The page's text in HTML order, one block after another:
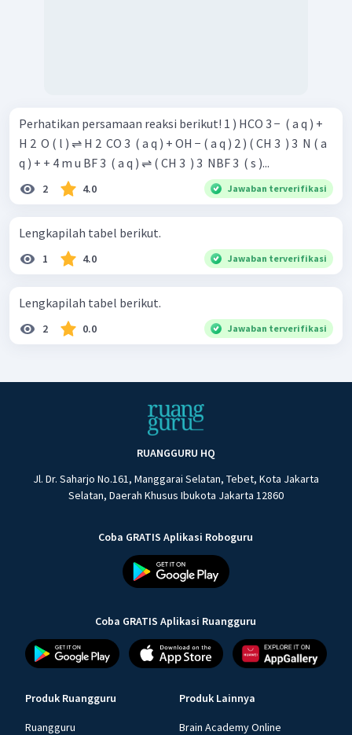
Perhatikan persamaan reaksi berikut! 1 ) HCO 3 − ​ ( a q ) +
H 2 ​ O ( l ) ⇌ H 2 ​ CO 3 ​ ( a q ) + OH − ( a q ) 2 ) ( CH 3 ​ ) 3 ​ N ( a
q ) + + 4 m u BF 3 ​ ( a q ) ⇌ ( CH 3 ​ ) 3 ​ NBF 3 ​ ( s )...
2 4.0 Jawaban terverifikasi
Lengkapilah tabel berikut.
1 4.0 Jawaban terverifikasi
Lengkapilah tabel berikut.
2 0.0 Jawaban terverifikasi
RUANGGURU HQ
Jl. Dr. Saharjo No.161, Manggarai Selatan, Tebet, Kota Jakarta
Selatan, Daerah Khusus Ibukota Jakarta 12860
Coba GRATIS Aplikasi Roboguru
Coba GRATIS Aplikasi Ruangguru
Produk Ruangguru
Ruangguru
Produk Lainnya
Brain Academy Online